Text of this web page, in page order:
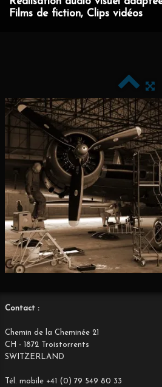
Films de fiction, Clips vidéos
Contact :
Chemin de la Cheminée 21
CH - 1872 Troistorrents
SWITZERLAND
Tél. mobile +41 (0) 79 549 80 33